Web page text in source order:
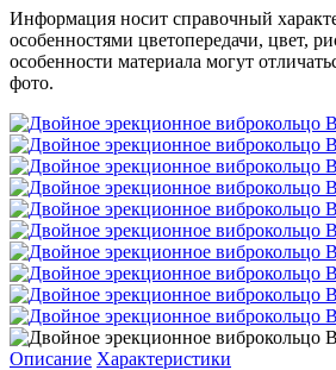
Информация носит справочный
особенностями цветопередачи, цвет,
особенности материала могут
фото.
Описание Характеристики